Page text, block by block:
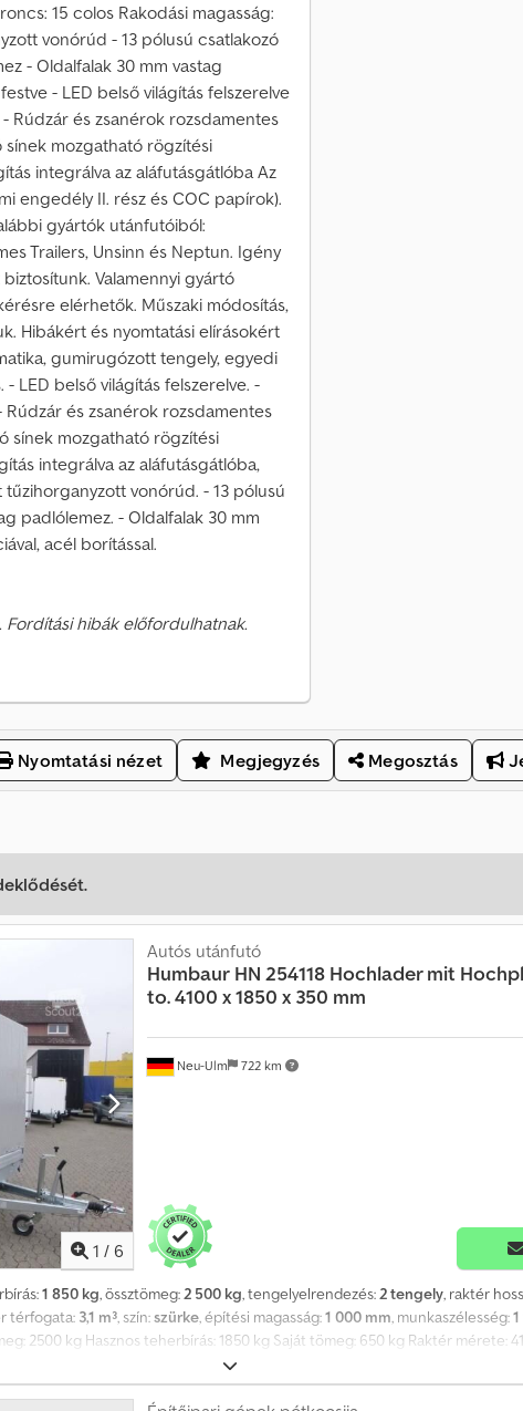
15 colos Rakodási magasság:
vonórúd - 13 pólusú csatlakozó
- Oldalfalak 30 mm vastag
- LED belső világítás felszerelve
Rúdzár és zsanérok rozsdamentes
mozgatható rögzítési
integrálva az aláfutásgátlóba Az
engedély II. rész és COC papírok).
gyártók utánfutóiból:
Trailers, Unsinn és Neptun. Igény
Valamennyi gyártó
elérhetők. Műszaki módosítás,
Hibákért és nyomtatási elírásokért
gumirugózott tengely, egyedi
LED belső világítás felszerelve. -
Rúdzár és zsanérok rozsdamentes
sínek mozgatható rögzítési
integrálva az aláfutásgátlóba,
vonórúd. - 13 pólusú
padlólemez. - Oldalfalak 30 mm
acél borítással.
hibák előfordulhatnak.
Nyomtatási nézet Megjegyzés Megosztás
1 / 6
Neu-Ulm 722 km
Autós utánfutó
Humbaur HN 254118 Hochlader mit
to. 4100 x 1850 x 350 mm
1 850 kg, össztömeg:2 500 kg, tengelyelrendezés:2 tengely, raktér
térfogata: 3,1 m³, szín:szürke, építési magasság:1 000 mm, munkaszélesség:
2500 kg Hasznos teherbírás: 1850 kg Saját tömeg: 650 kg Raktér mérete:
ponyvával és 200 cm magasságú elállóvázzal, belmagasság. Kizárólag
választható (igény esetén színmintát e-mailben szívesen küldünk).